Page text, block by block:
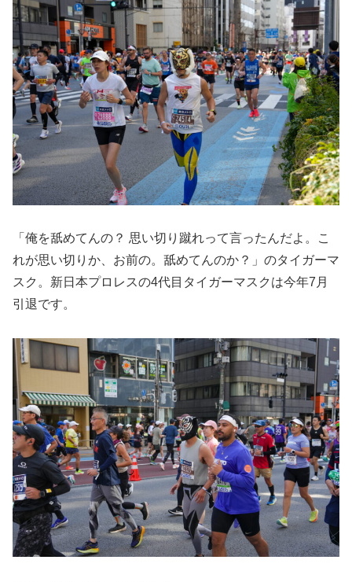
「俺を舐めてんの？ 思い切り蹴れって言ったんだよ。こ
れが思い切りか、お前の。舐めてんのか？」のタイガーマ
スク。新日本プロレスの4代目タイガーマスクは今年7月
引退です。